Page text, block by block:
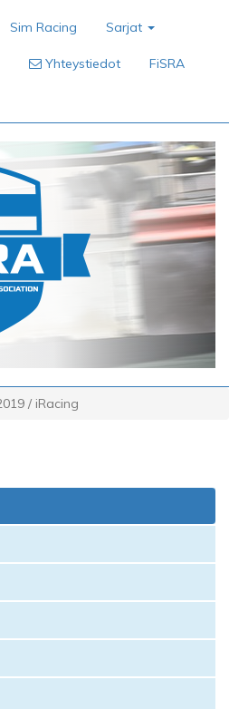
Sim Racing Sarjat
Yhteystiedot FiSRA
/ iRacing